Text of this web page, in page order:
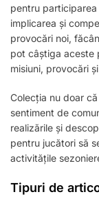
pentru participarea
implicarea și
provocări noi,
pot câștiga aceste
misiuni, provocări
Colecția nu doar
sentiment de
realizările și
pentru jucători să
activitățile
Tipuri de